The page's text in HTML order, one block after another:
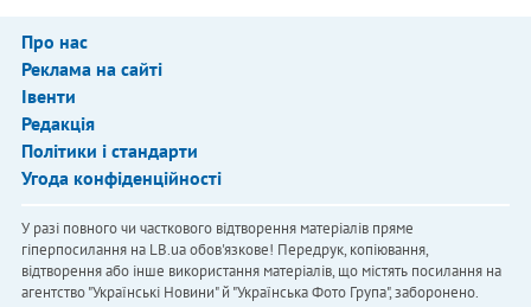
Про нас
Реклама на сайті
Івенти
Редакція
Політики і стандарти
Угода конфіденційності
У разі повного чи часткового відтворення матеріалів пряме
гіперпосилання на LB.ua обов'язкове! Передрук, копіювання,
відтворення або інше використання матеріалів, що містять посилання на
агентство "Українськi Новини" й "Українська Фото Група", заборонено.